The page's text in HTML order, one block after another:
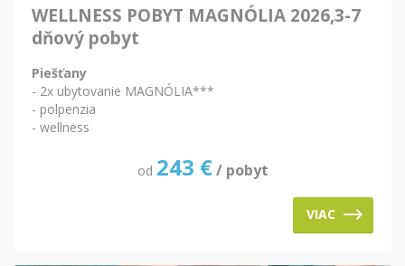
WELLNESS POBYT MAGNÓLIA 2026,3-7
dňový pobyt
Piešťany
- 2x ubytovanie MAGNÓLIA***
- polpenzia
- wellness
od 243 € / pobyt
VIAC